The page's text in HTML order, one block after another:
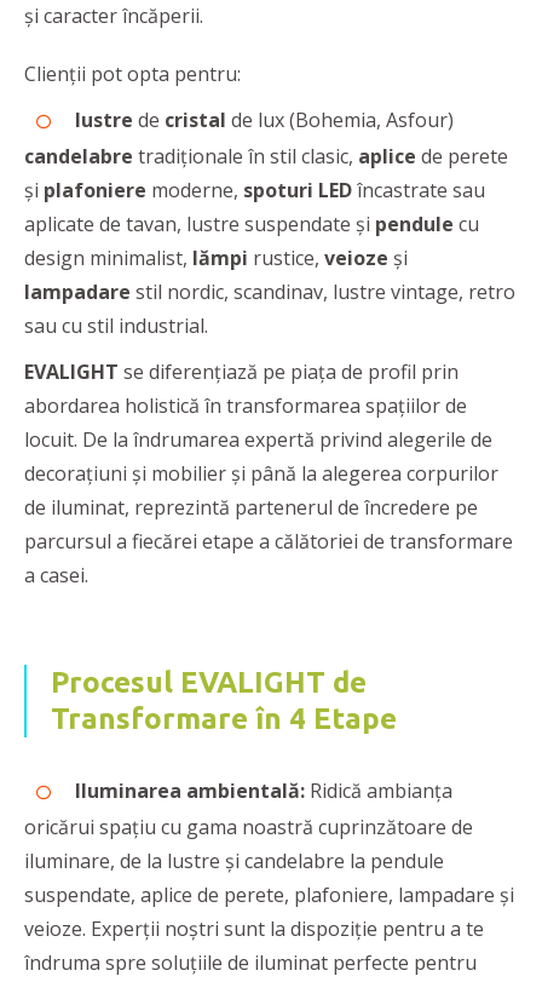
şi caracter încăperii.
Clienții pot opta pentru:
lustre de cristal de lux (Bohemia, Asfour)
candelabre tradiționale în stil clasic, aplice de perete
și plafoniere moderne, spoturi LEDîncastrate sau
aplicate de tavan, lustre suspendate și pendule cu
design minimalist, lămpi rustice, veioze și
lampadare stil nordic, scandinav, lustre vintage, retro
sau cu stil industrial.
EVALIGHT se diferenţiază pe piaţa de profil prin
abordarea holistică în transformarea spațiilor de
locuit. De la îndrumarea expertă privind alegerile de
decorațiuni și mobilier și până la alegerea corpurilor
de iluminat, reprezintă partenerul de încredere pe
parcursul a fiecărei etape a călătoriei de transformare
a casei.
Procesul EVALIGHT de
Transformare în 4 Etape
Iluminarea ambientală: Ridică ambianța
oricărui spațiu cu gama noastră cuprinzătoare de
iluminare, de la lustre și candelabre la pendule
suspendate, aplice de perete, plafoniere, lampadare și
veioze. Experții noștri sunt la dispoziție pentru a te
îndruma spre soluțiile de iluminat perfecte pentru